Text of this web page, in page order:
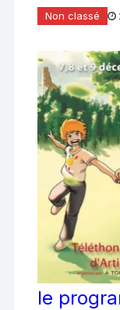
Non classé
le